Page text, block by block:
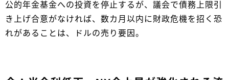
公的年金基金への投資を停止するが、議会で債務上限引
き上げ合意がなければ、数カ月以内に財政危機を招く恐
れがあることは、ドルの売り要因。